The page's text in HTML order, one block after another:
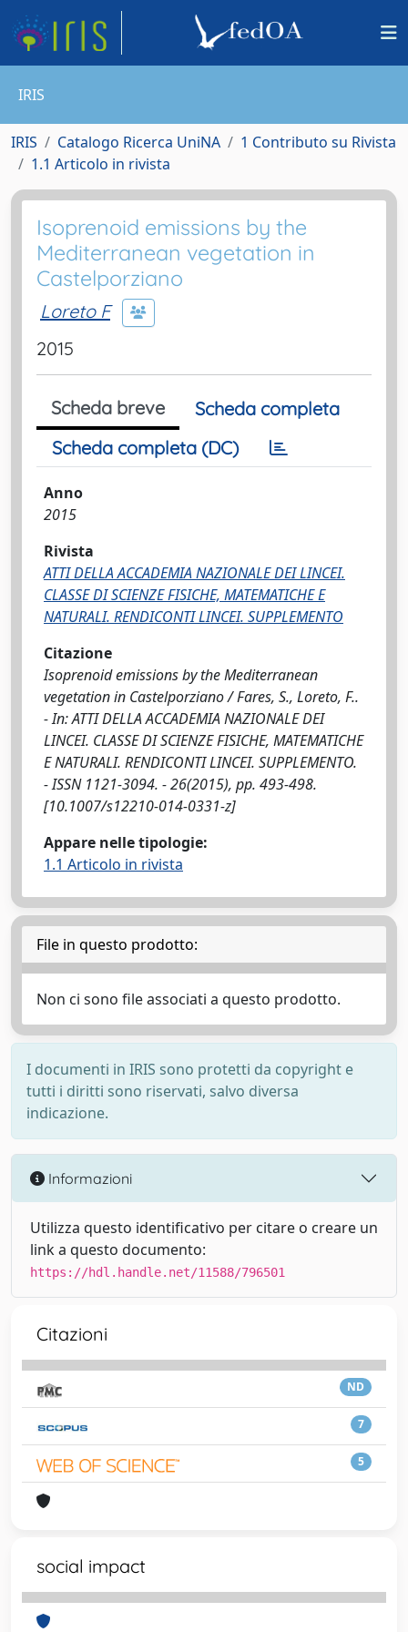
IRIS
IRIS Catalogo Ricerca UniNA
1 Contributo su Rivista
1.1 Articolo in rivista
Isoprenoid emissions by the
Mediterranean vegetation in
Castelporziano
Loreto F
2015
Scheda breve
Scheda completa
Scheda completa (DC)
Anno
2015
Rivista
ATTI DELLA ACCADEMIA NAZIONALE DEI LINCEI.
CLASSE DI SCIENZE FISICHE, MATEMATICHE E
NATURALI. RENDICONTI LINCEI. SUPPLEMENTO
Citazione
Isoprenoid emissions by the Mediterranean
vegetation in Castelporziano / Fares, S., Loreto, F..
- In: ATTI DELLA ACCADEMIA NAZIONALE DEI
LINCEI. CLASSE DI SCIENZE FISICHE, MATEMATICHE
E NATURALI. RENDICONTI LINCEI. SUPPLEMENTO.
- ISSN 1121-3094. - 26(2015), pp. 493-498.
[10.1007/s12210-014-0331-z]
Appare nelle tipologie:
1.1 Articolo in rivista
File in questo prodotto:
Non ci sono file associati a questo prodotto.
I documenti in IRIS sono protetti da copyright e
tutti i diritti sono riservati, salvo diversa
indicazione.
Informazioni
Utilizza questo identificativo per citare o creare un
link a questo documento:
https://hdl.handle.net/11588/796501
Citazioni
ND
7
5
social impact